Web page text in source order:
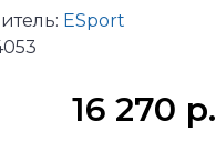
ESport
16 270 р.